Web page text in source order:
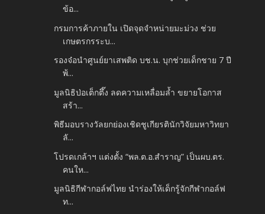
ข้อ...
กรมการค้าภายใน เปิดจุดจำหน่ายมะม่วง ช่วย
เกษตรกรระบ...
รองจ๋อนำศูนย์ยาเสพติด บช.น. บุกช่วยเด็กชาย 7 ปี
พ้...
มูลนิธิป่อเต็กตึ๊ง ลดความเหลื่อมล้ำ ขยายโอกาส
สร้า...
พิธีมอบรางวัลยกย่องเชิดชูเกียรตินักวิจัยมหาวิทยา
ลั...
โปรดเกล้าฯ แต่งตั้ง “พล.ต.อ.สำราญ” เป็นผบ.ตร.
คนให...
มูลนิธิกีฬากอล์ฟไทย นำร่องให้เด็กรู้จักกีฬากอล์ฟ
ท...